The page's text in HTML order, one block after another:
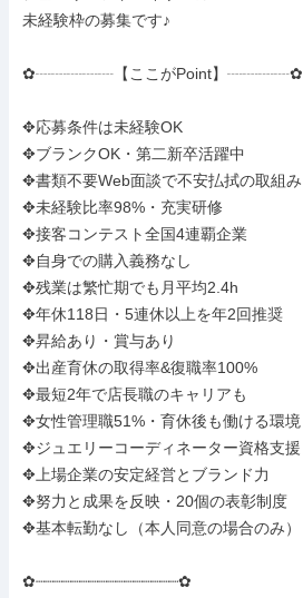
未経験枠の募集です♪
✿┈┈┈┈┈【ここがPoint】┈┈┈┈✿
✥応募条件は未経験OK
✥ブランクOK・第二新卒活躍中
✥書類不要Web面談で不安払拭の取組み
✥未経験比率98%・充実研修
✥接客コンテスト全国4連覇企業
✥自身での購入義務なし
✥残業は繁忙期でも月平均2.4h
✥年休118日・5連休以上を年2回推奨
✥昇給あり・賞与あり
✥出産育休の取得率&復職率100%
✥最短2年で店長職のキャリアも
✥女性管理職51%・育休後も働ける環境
✥ジュエリーコーディネーター資格支援
✥上場企業の安定経営とブランド力
✥努力と成果を反映・20個の表彰制度
✥基本転勤なし（本人同意の場合のみ）
✿┈┈┈┈┈┈┈┈┈┈┈┈┈┈┈┈✿